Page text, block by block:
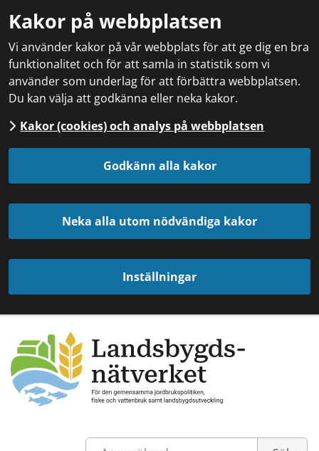
Kakor på webbplatsen
Vi använder kakor på vår webbplats för att ge dig en bra
funktionalitet och för att samla in statistik som vi
använder som underlag för att förbättra webbplatsen.
Du kan välja att godkänna eller neka kakor.
Kakor (cookies) och analys på webbplatsen
Godkänn alla kakor
Neka alla utom nödvändiga kakor
Inställningar